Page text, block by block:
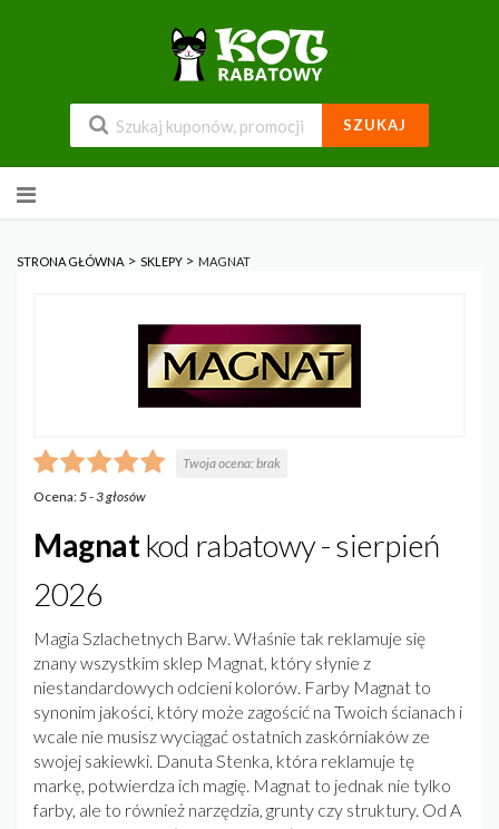
SZUKAJ
do
STRONA GŁÓWNA > SKLEPY > MAGNAT
Twoja ocena:brak
Ocena:5-3głosów
Magnatkod rabatowy - sierpień
2026
Magia Szlachetnych Barw. Właśnie tak reklamuje się
znany wszystkim sklep Magnat, który słynie z
niestandardowych odcieni kolorów. Farby Magnat to
synonim jakości, który może zagościć na Twoich ścianach i
wcale nie musisz wyciągać ostatnich zaskórniaków ze
swojej sakiewki. Danuta Stenka, która reklamuje tę
markę, potwierdza ich magię. Magnat to jednak nie tylko
farby, ale to również narzędzia, grunty czy struktury. Od A